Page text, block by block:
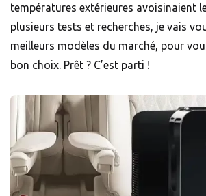
températures extérieures avoisinaient
plusieurs tests et recherches, je vais
meilleurs modèles du marché, pour
bon choix. Prêt ? C’est parti !